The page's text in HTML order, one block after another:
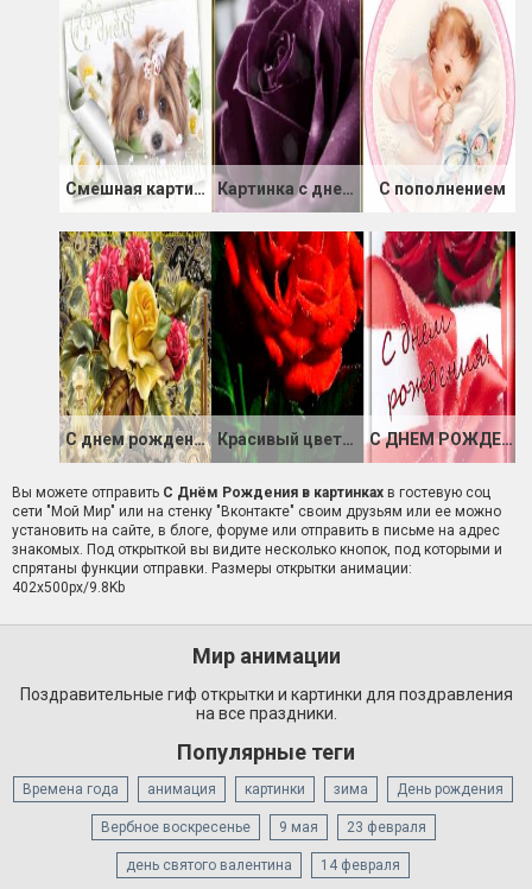
Смешная картинка с Днем Рождения Картинка с днем Рождения любимой подруге С пополнением
С днем рождения! Красивый цветок ко Дню Рождения! С ДНЕМ РОЖДЕНИЯ
Вы можете отправить С Днём Рождения в картинках в гостевую соц
сети "Мой Мир" или на стенку "Вконтакте" своим друзьям или ее можно
установить на сайте, в блоге, форуме или отправить в письме на адрес
знакомых. Под открыткой вы видите несколько кнопок, под которыми и
спрятаны функции отправки. Размеры открытки анимации:
402x500px/9.8Kb
Мир анимации
Поздравительные гиф открытки и картинки для поздравления
на все праздники.
Популярные теги
Времена года анимация картинки зима День рождения
Вербное воскресенье 9 мая 23 февраля
день святого валентина 14 февраля